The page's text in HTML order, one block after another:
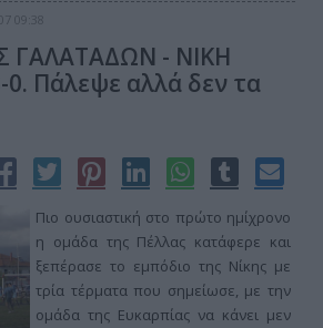
09:38
ΓΑΛΑΤΑΔΩΝ - ΝΙΚΗ
0. Πάλεψε αλλά δεν τα
Πιο ουσιαστική στο πρώτο ημίχρονο
η ομάδα της Πέλλας κατάφερε και
ξεπέρασε το εμπόδιο της Νίκης με
τρία τέρματα που σημείωσε, με την
ομάδα της Ευκαρπίας να κάνει μεν